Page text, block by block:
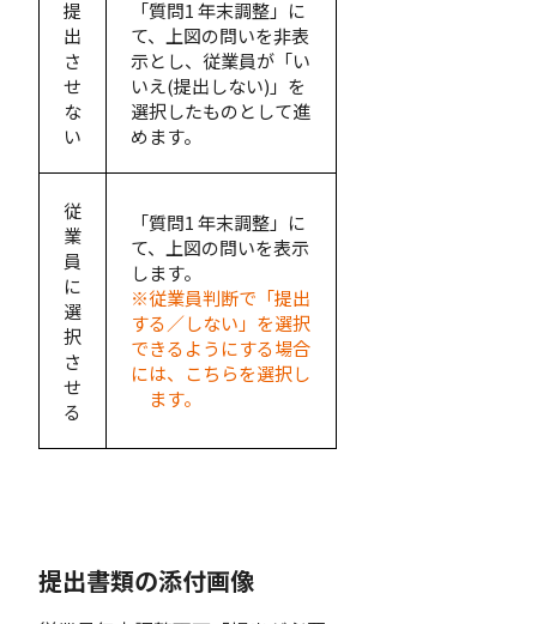
提
出
さ
せ
な
い
「質問1 年末調整」に
て、上図の問いを非表
示とし、従業員が「い
いえ(提出しない)」を
選択したものとして進
めます。
従
業
員
に
選
択
さ
せ
る
「質問1 年末調整」に
て、上図の問いを表示
します。
※従業員判断で「提出
する／しない」を選択
できるようにする場合
には、こちらを選択し
ます。
提出書類の添付画像